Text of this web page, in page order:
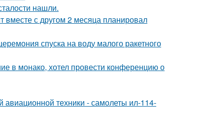
нашли.
вместе с другом 2 месяца планировал
спуска на воду малого ракетного
в монако, хотел провести конференцию о
техники - самолеты ил-114-